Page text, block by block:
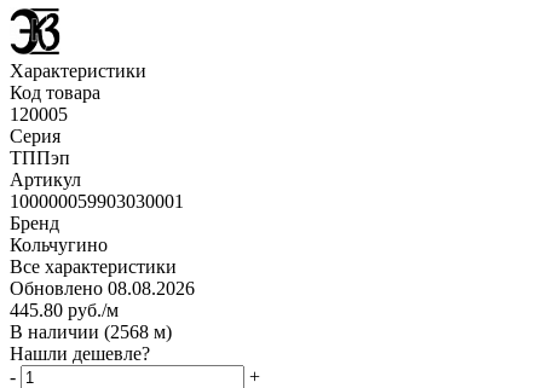
Характеристики
Код товара
120005
Серия
ТППэп
Артикул
100000059903030001
Бренд
Кольчугино
Все характеристики
Обновлено 08.08.2026
445.80 руб./м
В наличии (2568 м)
Нашли дешевле?
-
+